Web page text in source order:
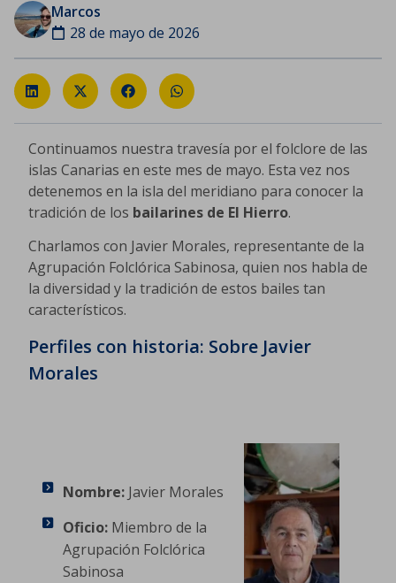
Marcos
28 de mayo de 2026
Continuamos nuestra travesía por el folclore de las
islas Canarias en este mes de mayo. Esta vez nos
detenemos en la isla del meridiano para conocer la
tradición de los bailarines de El Hierro.
Charlamos con Javier Morales, representante de la
Agrupación Folclórica Sabinosa, quien nos habla de
la diversidad y la tradición de estos bailes tan
característicos.
Perfiles con historia: Sobre Javier
Morales
Nombre:Javier Morales
Oficio:Miembro de la
Agrupación Folclórica
Sabinosa